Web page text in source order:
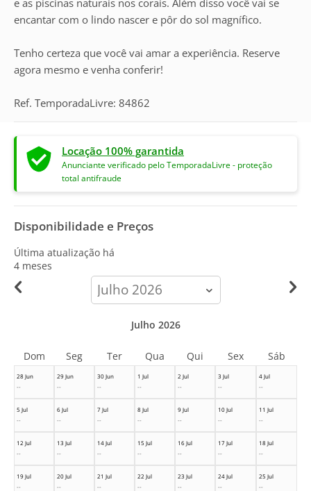
e as piscinas naturais nos corais. Além disso você vai se
encantar com o lindo nascer e pôr do sol magnífico.
Tenho certeza que você vai amar a experiência. Reserve
agora mesmo e venha conferir!
Ref. TemporadaLivre: 84862
Locação 100% garantida
Anunciante verificado pelo TemporadaLivre - proteção
total antifraude
Disponibilidade e Preços
Última atualização há
4 meses
calendar-
month
28 Jun
--
29 Jun
--
30 Jun
--
1 Jul
--
2 Jul
--
3 Jul
--
4 Jul
--
5 Jul
--
6 Jul
--
7 Jul
--
8 Jul
--
9 Jul
--
10 Jul
--
11 Jul
--
12 Jul
--
13 Jul
--
14 Jul
--
15 Jul
--
16 Jul
--
17 Jul
--
18 Jul
--
19 Jul
--
20 Jul
--
21 Jul
--
22 Jul
--
23 Jul
--
24 Jul
--
25 Jul
--
Julho 2026
Dom Seg Ter Qua Qui Sex Sáb